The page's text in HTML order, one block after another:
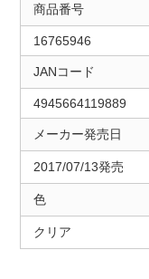
商品番号
16765946
JANコード
4945664119889
メーカー発売日
2017/07/13発売
色
クリア